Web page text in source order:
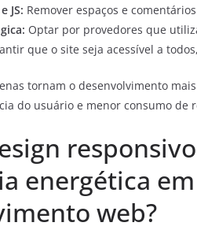
JS: Remover espaços e
Optar por provedores que
que o site seja acessível a
tornam o desenvolvimento
do usuário e menor consumo de
energética
web?